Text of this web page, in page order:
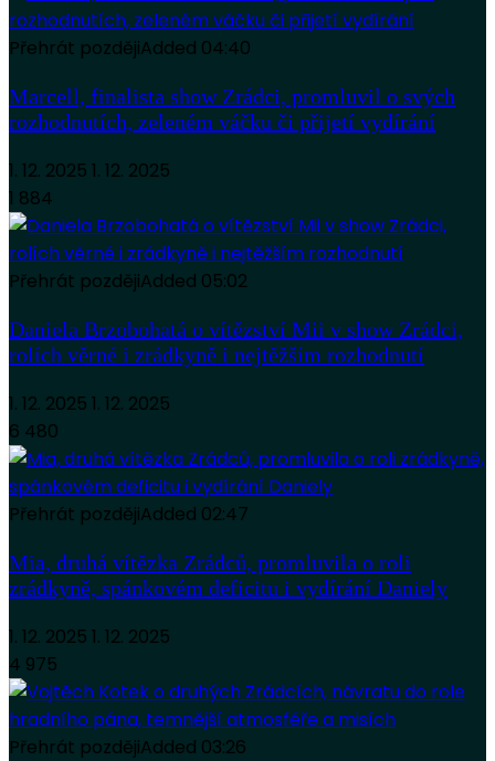
Přehrát pozdějiAdded 04:40
Marcell, finalista show Zrádci, promluvil o svých
rozhodnutích, zeleném váčku či přijetí vydírání
1. 12. 2025 1. 12. 2025
1 884
Přehrát pozdějiAdded 05:02
Daniela Brzobohatá o vítězství Mii v show Zrádci,
rolích věrné i zrádkyně i nejtěžším rozhodnutí
1. 12. 2025 1. 12. 2025
6 480
Přehrát pozdějiAdded 02:47
Mia, druhá vítězka Zrádců, promluvila o roli
zrádkyně, spánkovém deficitu i vydírání Daniely
1. 12. 2025 1. 12. 2025
4 975
Přehrát pozdějiAdded 03:26